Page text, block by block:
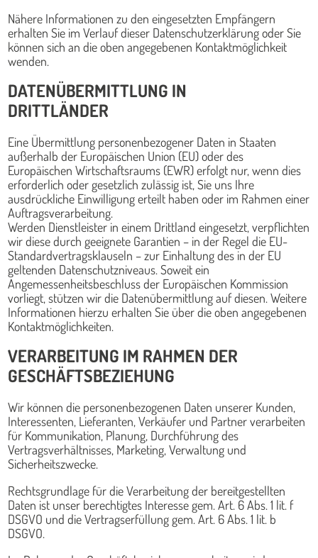
Nähere Informationen zu den eingesetzten Empfängern
erhalten Sie im Verlauf dieser Datenschutzerklärung oder Sie
können sich an die oben angegebenen Kontaktmöglichkeit
wenden.
DATENÜBERMITTLUNG IN
DRITTLÄNDER
Eine Übermittlung personenbezogener Daten in Staaten
außerhalb der Europäischen Union (EU) oder des
Europäischen Wirtschaftsraums (EWR) erfolgt nur, wenn dies
erforderlich oder gesetzlich zulässig ist, Sie uns Ihre
ausdrückliche Einwilligung erteilt haben oder im Rahmen einer
Auftragsverarbeitung.
Werden Dienstleister in einem Drittland eingesetzt, verpflichten
wir diese durch geeignete Garantien – in der Regel die EU-
Standardvertragsklauseln – zur Einhaltung des in der EU
geltenden Datenschutzniveaus. Soweit ein
Angemessenheitsbeschluss der Europäischen Kommission
vorliegt, stützen wir die Datenübermittlung auf diesen. Weitere
Informationen hierzu erhalten Sie über die oben angegebenen
Kontaktmöglichkeiten.
VERARBEITUNG IM RAHMEN DER
GESCHÄFTSBEZIEHUNG
Wir können die personenbezogenen Daten unserer Kunden,
Interessenten, Lieferanten, Verkäufer und Partner verarbeiten
für Kommunikation, Planung, Durchführung des
Vertragsverhältnisses, Marketing, Verwaltung und
Sicherheitszwecke.
Rechtsgrundlage für die Verarbeitung der bereitgestellten
Daten ist unser berechtigtes Interesse gem. Art. 6 Abs. 1 lit. f
DSGVO und die Vertragserfüllung gem. Art. 6 Abs. 1 lit. b
DSGVO.